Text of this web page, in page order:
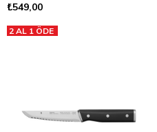
₺549,00
2 AL 1 ÖDE